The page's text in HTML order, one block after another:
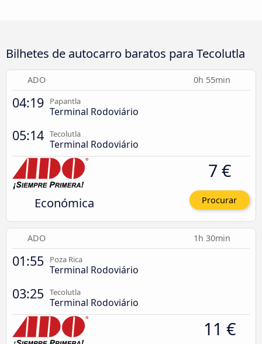
Bilhetes de autocarro baratos para Tecolutla
ADO 0h 55min
04:19 Papantla
Terminal Rodoviário
05:14 Tecolutla
Terminal Rodoviário
Económica
7 €
Procurar
ADO 1h 30min
01:55 Poza Rica
Terminal Rodoviário
03:25 Tecolutla
Terminal Rodoviário
11 €